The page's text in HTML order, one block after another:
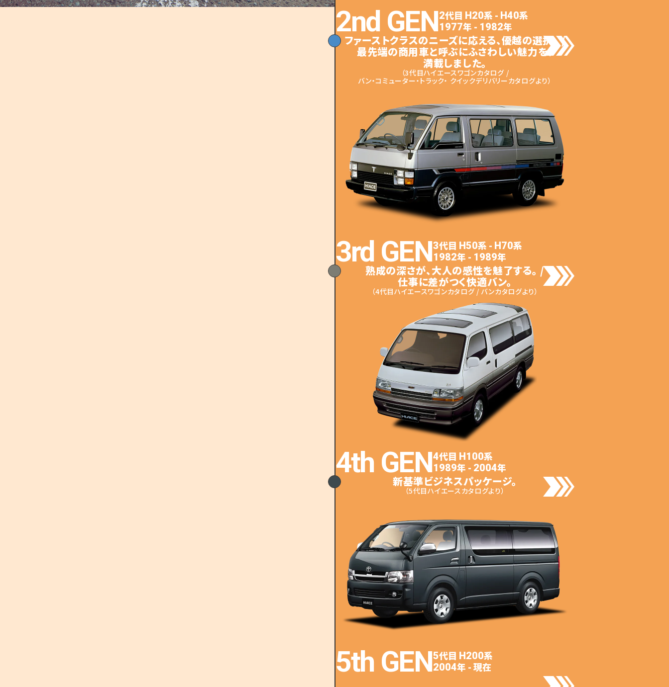
CUSTOMIZE
トヨタ純正品を用いて自由な発想で生み出す自分だけの一台
2nd GEN2代目 H20系 - H40系
1977年 - 1982年
ファーストクラスのニーズに応える、優越の選択。 /
最先端の商用車と呼ぶにふさわしい魅力を、
満載しました。
（3代目ハイエースワゴンカタログ /
バン・コミューター・トラック・ クイックデリバリーカタログより）
3rd GEN3代目 H50系 - H70系
1982年 - 1989年
熟成の深さが、大人の感性を魅了する。 /
仕事に差がつく快適バン。
（4代目ハイエースワゴンカタログ / バンカタログより）
4th GEN4代目 H100系
1989年 - 2004年
新基準ビジネスパッケージ。
（5代目ハイエースカタログより）
5th GEN5代目 H200系
2004年 - 現在